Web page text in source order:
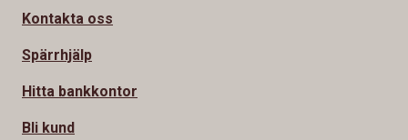
Kontakta oss
Spärrhjälp
Hitta bankkontor
Bli kund